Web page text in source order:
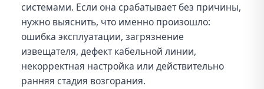
системами. Если она срабатывает без причины,
нужно выяснить, что именно произошло:
ошибка эксплуатации, загрязнение
извещателя, дефект кабельной линии,
некорректная настройка или действительно
ранняя стадия возгорания.